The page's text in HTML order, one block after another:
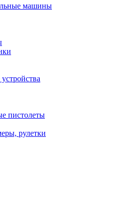
машины
пистолеты
рулетки